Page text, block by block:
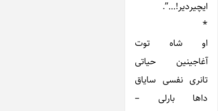
ایچیردیر!…”.
*
او شاه توت
آغاجینین حیاتی
تانری نفسی سایاق
داها بارلی –